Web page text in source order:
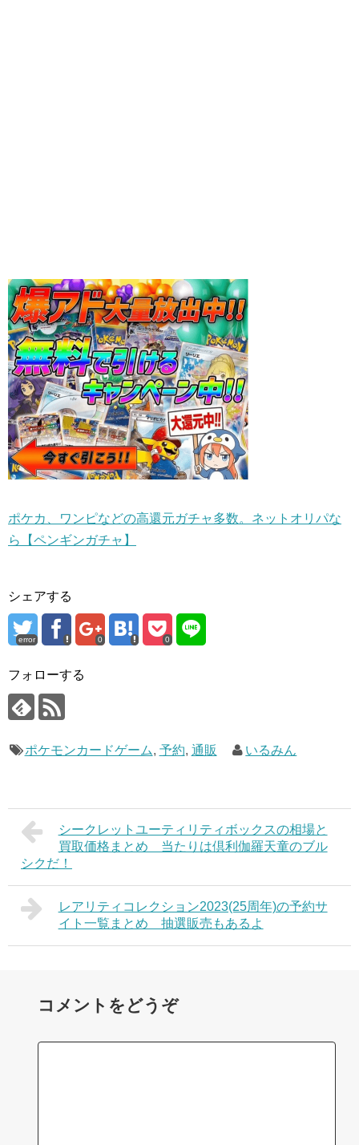
ポケカ、ワンピなどの高還元ガチャ多数。ネットオリパな
ら【ペンギンガチャ】
シェアする
error 0 0
フォローする
ポケモンカードゲーム, 予約, 通販 いるみん
シークレットユーティリティボックスの相場と
買取価格まとめ 当たりは倶利伽羅天童のブル
シクだ！
レアリティコレクション2023(25周年)の予約サ
イト一覧まとめ 抽選販売もあるよ
コメントをどうぞ